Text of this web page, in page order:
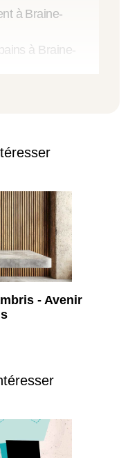
à Braine-
à Braine-
l'Alleud
l'Alleud
à Braine-
à Braine-
l'Alleud
à Braine-l'Alleud
l'Alleud
l'Alleud
l'Alleud
Braine-l'Alleud
l'Alleud
à Braine-
- Avenir